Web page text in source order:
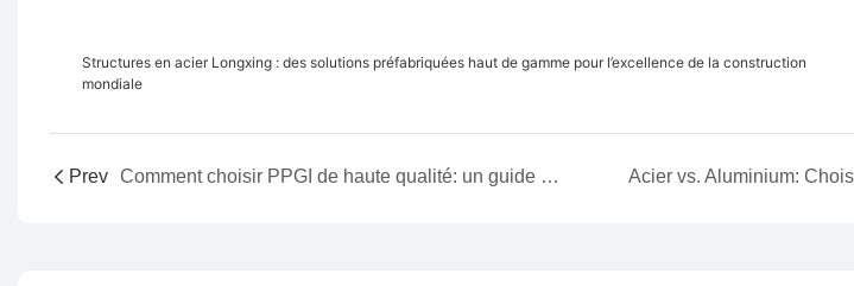
Structures en acier Longxing : des solutions préfabriquées haut de gamme pour l’excellence de la construction
mondiale
Prev Comment choisir PPGI de haute qualité: un guide complet